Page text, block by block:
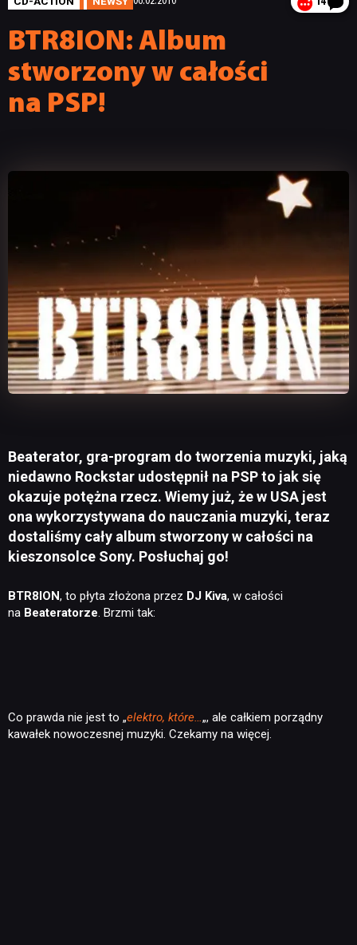
BTR8ION: Album
stworzony w całości
na PSP!
Beaterator, gra-program do tworzenia muzyki, jaką
niedawno Rockstar udostępnił na PSP to jak się
okazuje potężna rzecz. Wiemy już, że w USA jest
ona wykorzystywana do nauczania muzyki, teraz
dostaliśmy cały album stworzony w całości na
kieszonsolce Sony. Posłuchaj go!
BTR8ION, to płyta złożona przez DJ Kiva, w całości
na Beateratorze. Brzmi tak:
Co prawda nie jest to „elektro, które…„, ale całkiem porządny
kawałek nowoczesnej muzyki. Czekamy na więcej.